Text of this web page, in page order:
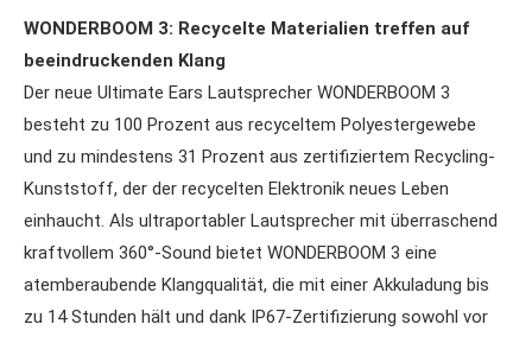
WONDERBOOM 3: Recycelte Materialien treffen auf
beeindruckenden Klang
Der neue Ultimate Ears Lautsprecher WONDERBOOM 3
besteht zu 100 Prozent aus recyceltem Polyestergewebe
und zu mindestens 31 Prozent aus zertifiziertem Recycling-
Kunststoff, der der recycelten Elektronik neues Leben
einhaucht. Als ultraportabler Lautsprecher mit überraschend
kraftvollem 360°-Sound bietet WONDERBOOM 3 eine
atemberaubende Klangqualität, die mit einer Akkuladung bis
zu 14 Stunden hält und dank IP67-Zertifizierung sowohl vor